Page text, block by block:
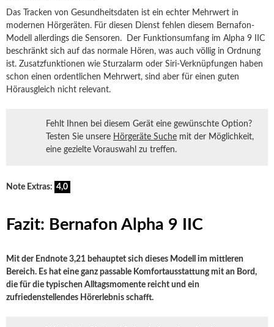
Das Tracken von Gesundheitsdaten ist ein echter Mehrwert in
modernen Hörgeräten. Für diesen Dienst fehlen diesem Bernafon-
Modell allerdings die Sensoren. Der Funktionsumfang im Alpha 9 IIC
beschränkt sich auf das normale Hören, was auch völlig in Ordnung
ist. Zusatzfunktionen wie Sturzalarm oder Siri-Verknüpfungen haben
schon einen ordentlichen Mehrwert, sind aber für einen guten
Hörausgleich nicht relevant.
Fehlt Ihnen bei diesem Gerät eine gewünschte Option?
Testen Sie unsere Hörgeräte Suche mit der Möglichkeit,
eine gezielte Vorauswahl zu treffen.
Note Extras: 4,0
Fazit: Bernafon Alpha 9 IIC
Mit der Endnote 3,21 behauptet sich dieses Modell im mittleren
Bereich. Es hat eine ganz passable Komfortausstattung mit an Bord,
die für die typischen Alltagsmomente reicht und ein
zufriedenstellendes Hörerlebnis schafft.